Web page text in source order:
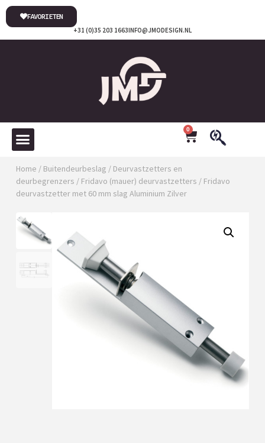
INFO@JMODESIGN.NL
+31 (0)35 203 1663
FAVORIETEN
0
Home / Buitendeurbeslag / Deurvastzetters en
deurbegrenzers / Fridavo (mauer) deurvastzetters / Fridavo
deurvastzetter met 60 mm slag Aluminium Zilver